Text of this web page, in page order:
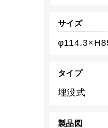
サイズ
タイプ
埋没式
製品図